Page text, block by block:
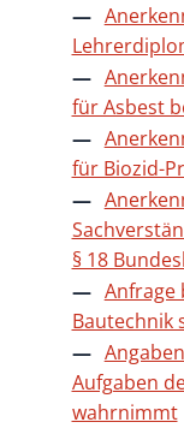
für Asbest
für Biozid-
§ 18
Anfrage
Bautechnik
Aufgaben
wahrnimmt